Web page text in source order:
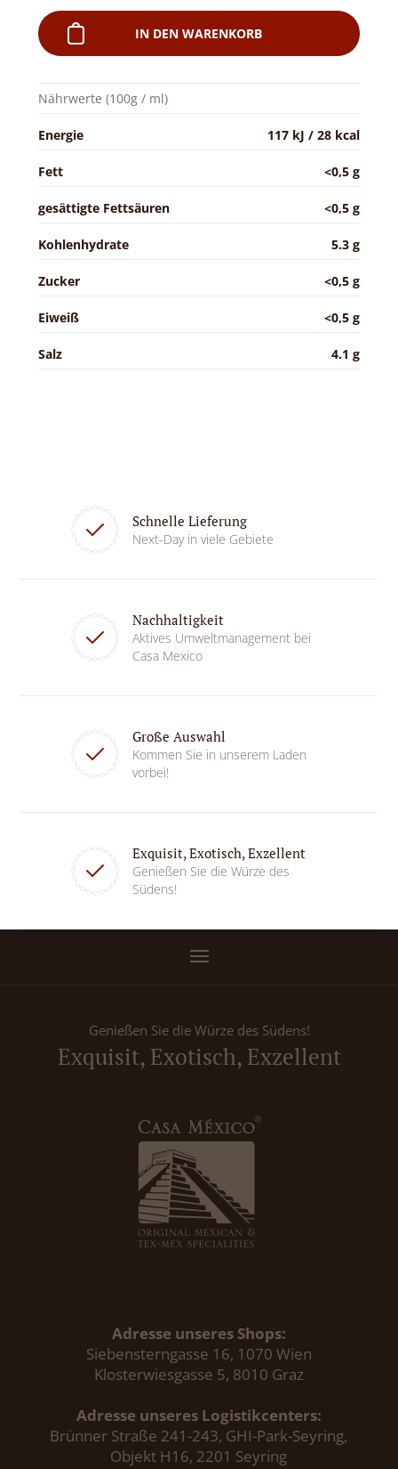
IN DEN WARENKORB
Nährwerte (100g / ml)
Energie 117 kJ / 28 kcal
Fett <0,5 g
gesättigte Fettsäuren <0,5 g
Kohlenhydrate 5.3 g
Zucker <0,5 g
Eiweiß <0,5 g
Salz 4.1 g
Schnelle Lieferung
Next-Day in viele Gebiete
Nachhaltigkeit
Aktives Umweltmanagement bei
Casa Mexico
Große Auswahl
Kommen Sie in unserem Laden
vorbei!
Exquisit, Exotisch, Exzellent
Genießen Sie die Würze des
Südens!
Genießen Sie die Würze des Südens!
Exquisit, Exotisch, Exzellent
Adresse unseres Shops:
Siebensterngasse 16, 1070 Wien
Klosterwiesgasse 5, 8010 Graz
Adresse unseres Logistikcenters:
Brünner Straße 241-243, GHI-Park-Seyring,
Objekt H16, 2201 Seyring